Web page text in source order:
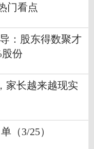
门看点
：股东得数聚才
股份
家长越来越现实
（3/25）